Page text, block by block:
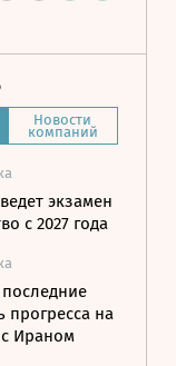
Новости
компаний
экзамен
с 2027 года
прогресса на
с Ираном